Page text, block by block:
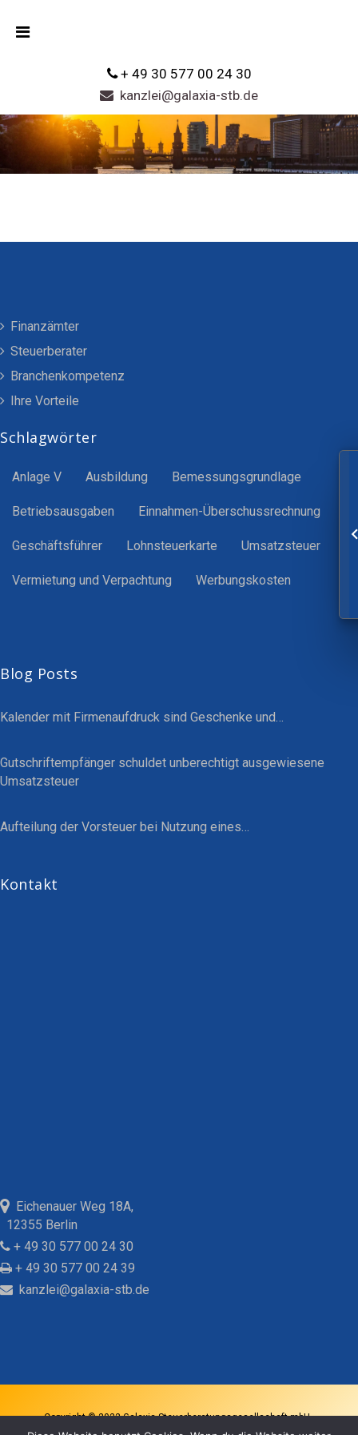
+ 49 30 577 00 24 30
kanzlei@galaxia-stb.de
Finanzämter
Steuerberater
Branchenkompetenz
Ihre Vorteile
Schlagwörter
Anlage V Ausbildung Bemessungsgrundlage
Betriebsausgaben Einnahmen-Überschussrechnung
Geschäftsführer Lohnsteuerkarte Umsatzsteuer
Vermietung und Verpachtung Werbungskosten
Blog Posts
Kalender mit Firmenaufdruck sind Geschenke und…
Gutschriftempfänger schuldet unberechtigt ausgewiesene
Umsatzsteuer
Aufteilung der Vorsteuer bei Nutzung eines…
Kontakt
Eichenauer Weg 18A,
12355 Berlin
+ 49 30 577 00 24 30
+ 49 30 577 00 24 39
kanzlei@galaxia-stb.de
Copyright © 2022 Galaxia Steuerberatungsgesellschaft mbH -